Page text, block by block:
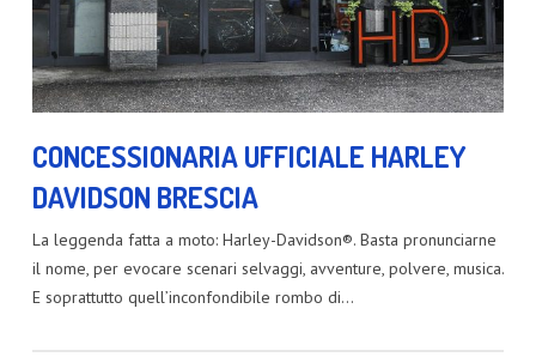
CONCESSIONARIA UFFICIALE HARLEY
DAVIDSON BRESCIA
La leggenda fatta a moto: Harley-Davidson®. Basta pronunciarne
il nome, per evocare scenari selvaggi, avventure, polvere, musica.
E soprattutto quell’inconfondibile rombo di…